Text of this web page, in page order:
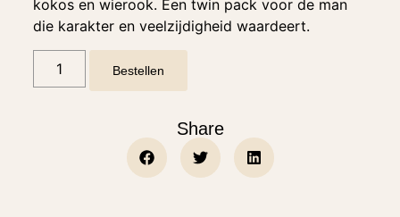
kokos en wierook. Een twin pack voor de man
die karakter en veelzijdigheid waardeert.
Bestellen
Share